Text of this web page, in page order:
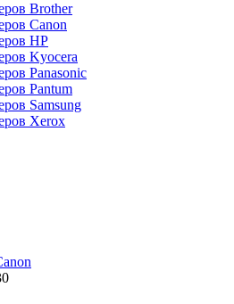
Brother
Canon
HP
Kyocera
Panasonic
Pantum
Samsung
Xerox